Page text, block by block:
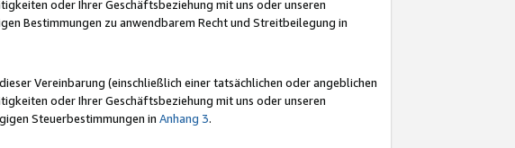
oder Ihrer Geschäftsbeziehung mit uns oder unseren
Bestimmungen zu anwendbarem Recht und Streitbeilegung in
Vereinbarung (einschließlich einer tatsächlichen oder angeblichen
oder Ihrer Geschäftsbeziehung mit uns oder unseren
Steuerbestimmungen in Anhang 3.